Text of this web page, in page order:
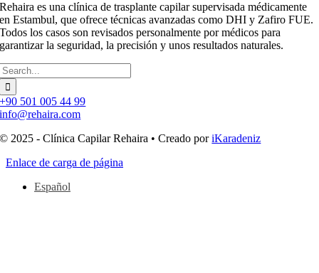
Rehaira es una clínica de trasplante capilar supervisada médicamente
en Estambul, que ofrece técnicas avanzadas como DHI y Zafiro FUE.
Todos los casos son revisados personalmente por médicos para
garantizar la seguridad, la precisión y unos resultados naturales.
+90 501 005 44 99
info@rehaira.com
© 2025 - Clínica Capilar Rehaira • Creado poriKaradeniz
Enlace de carga de página
Español